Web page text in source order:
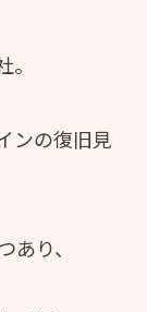
ンの復旧見
り、